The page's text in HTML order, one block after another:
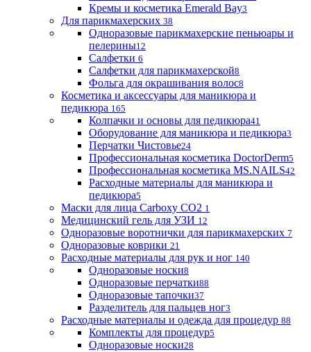
Кремы и косметика Emerald Bay3
Для парикмахерских 38
Одноразовые парикмахерские пеньюары и
пелерины12
Салфетки 6
Салфетки для парикмахерской8
Фольга для окрашивания волос8
Косметика и аксессуары для маникюра и
педикюра 165
Колпачки и основы для педикюра41
Оборудование для маникюра и педикюра3
Перчатки Чистовье24
Профессиональная косметика DoctorDerm5
Профессиональная косметика MS.NAILS42
Расходные материалы для маникюра и
педикюра5
Маски для лица Carboxy CO2 1
Медицинский гель для УЗИ 12
Одноразовые воротнички для парикмахерских 7
Одноразовые коврики 21
Расходные материалы для рук и ног 140
Одноразовые носки8
Одноразовые перчатки88
Одноразовые тапочки37
Разделитель для пальцев ног3
Расходные материалы и одежда для процедур 88
Комплекты для процедур5
Одноразовые носки28